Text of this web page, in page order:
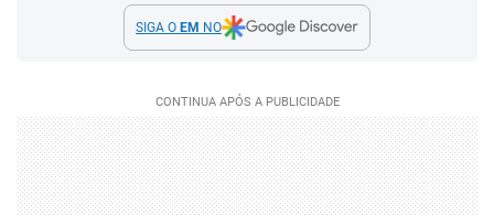
SIGA O EM NO